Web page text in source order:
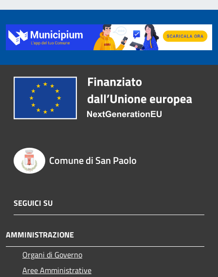
Comune di San Paolo
SEGUICI SU
AMMINISTRAZIONE
Organi di Governo
Aree Amministrative